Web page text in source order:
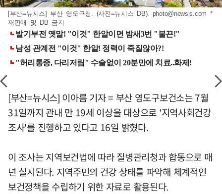
[부산=뉴시스] 부산 영도구청. (사진=뉴시스 DB). photo@newsis.com *
재판매 및 DB 금지
[부산=뉴시스] 이아름 기자 = 부산 영도구보건소는 7월
31일까지 관내 만 19세 이상을 대상으로 '지역사회건강
조사'를 진행하고 있다고 16일 밝혔다.
이 조사는 지역보건법에 따라 질병관리청과 합동으로 매
년 실시된다. 지역주민의 건강 상태를 파악해 체계적인
보건정책을 수립하기 위한 자료로 활용된다.